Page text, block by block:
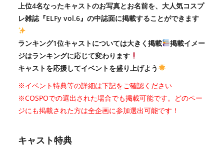
上位4名なったキャストのお写真とお名前を、大人気コスプ
レ雑誌『ELFy vol.6』の中誌面に掲載することができます
ランキング1位キャストについては大きく掲載
掲載イメー
ジはランキングに応じて変わります
キャストを応援してイベントを盛り上げよう
※イベント特典等の詳細は下記をご確認ください
※COSPOでの選出された場合でも掲載可能です。どのペー
ジにも掲載された方は全企画に参加選出可能です！
キャスト特典